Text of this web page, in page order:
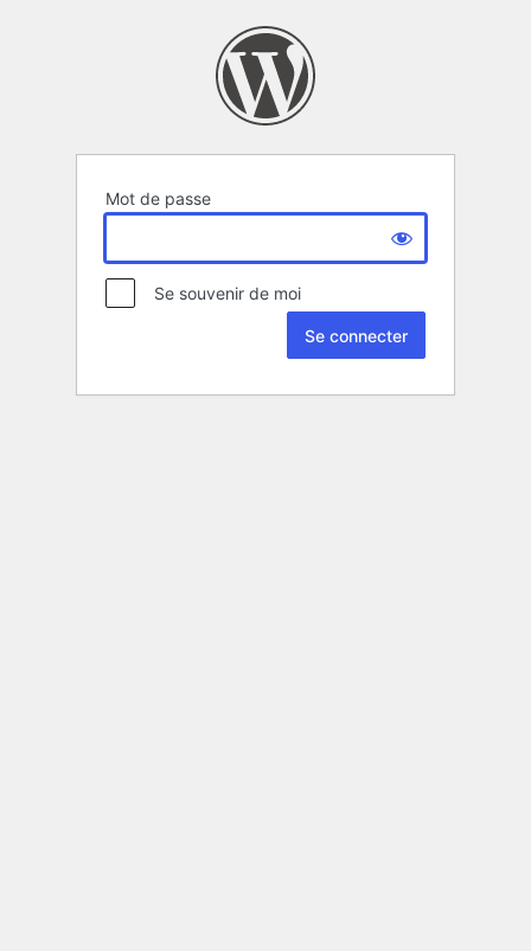
Mot de passe
Se souvenir de moi